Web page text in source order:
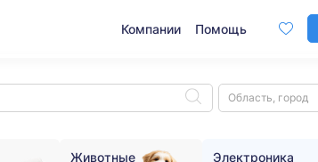
Компании Помощь
Животные Электроника